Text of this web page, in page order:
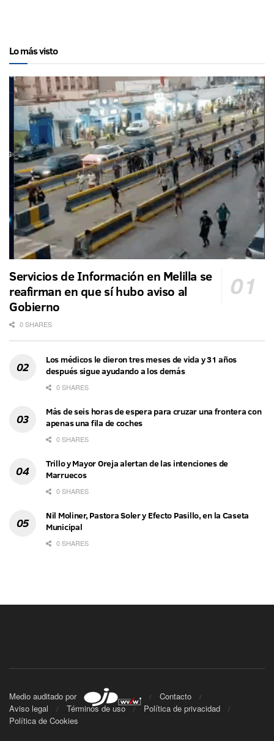
Lo más visto
Servicios de Información en Melilla se
reafirman en que sí hubo aviso al
Gobierno
0 SHARES
Los médicos le dieron tres meses de vida y 31 años
después sigue ayudando a los demás
0 SHARES
Más de seis horas de espera para cruzar una frontera con
apenas una fila de coches
0 SHARES
Trillo y Mayor Oreja alertan de las intenciones de
Marruecos
0 SHARES
Nil Moliner, Pastora Soler y Efecto Pasillo, en la Caseta
Municipal
0 SHARES
Medio auditado por
Contacto
Aviso legal
Términos de uso
Política de privacidad
Política de Cookies